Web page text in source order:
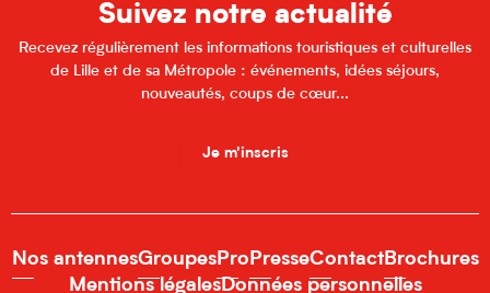
Suivez notre actualité
Recevez régulièrement les informations touristiques et culturelles
de Lille et de sa Métropole : événements, idées séjours,
nouveautés, coups de cœur...
Je m'inscris
Nos antennesGroupesPro PresseContactBrochures
Mentions légalesDonnées personnelles